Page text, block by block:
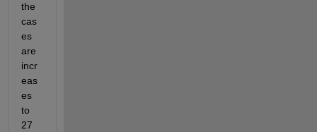
the
cas
es
are
incr
eas
es
to
27